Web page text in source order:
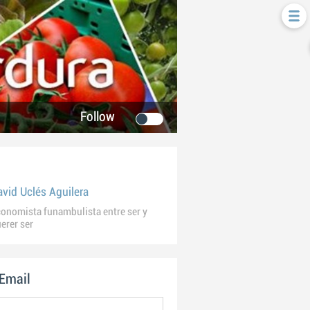
Follow
Uclés Aguilera
funambulista entre ser y
ser